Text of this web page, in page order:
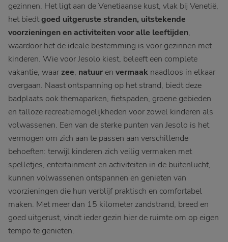
gezinnen. Het ligt aan de Venetiaanse kust, vlak bij Venetië,
het biedtgoed uitgeruste stranden, uitstekende
voorzieningen en activiteiten voor alle leeftijden,
waardoor het de ideale bestemming is voor gezinnen met
kinderen. Wie voor Jesolo kiest, beleeft een complete
vakantie, waar zee, natuur en vermaak naadloos in elkaar
overgaan. Naast ontspanning op het strand, biedt deze
badplaats ook themaparken, fietspaden, groene gebieden
en talloze recreatiemogelijkheden voor zowel kinderen als
volwassenen. Een van de sterke punten van Jesolo is het
vermogen om zich aan te passen aan verschillende
behoeften: terwijl kinderen zich veilig vermaken met
spelletjes, entertainment en activiteiten in de buitenlucht,
kunnen volwassenen ontspannen en genieten van
voorzieningen die hun verblijf praktisch en comfortabel
maken. Met meer dan 15 kilometer zandstrand, breed en
goed uitgerust, vindt ieder gezin hier de ruimte om op eigen
tempo te genieten.